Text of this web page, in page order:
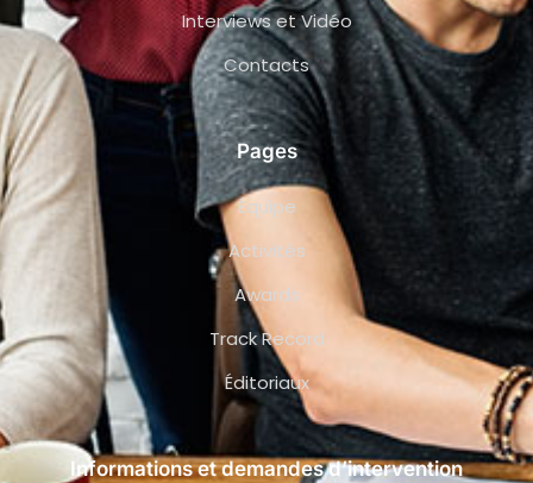
Interviews et Vidéo
Contacts
Pages
Équipe
Activités
Awards
Track Record
Éditoriaux
Informations et demandes d’intervention